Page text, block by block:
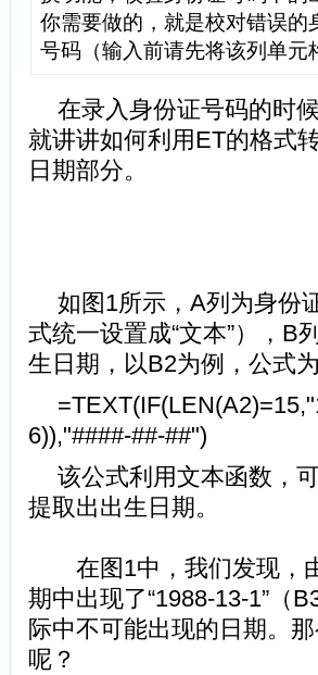
你需要做的，就是校对错误
号码（输入前请先将该列单元
在录入身份证号码的时
就讲讲如何利用ET的格式
日期部分。
如图1所示，A列为身份
式统一设置成“文本”），B
生日期，以B2为例，公式为
6)),"####-##-##")
该公式利用文本函数，
提取出出生日期。
在图1中，我们发现，
期中出现了“1988-13-1”（
际中不可能出现的日期。
呢？